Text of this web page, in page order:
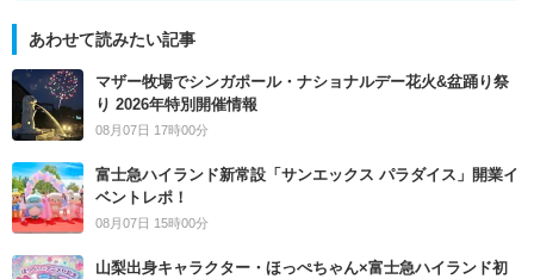
あわせて読みたい記事
マザー牧場でシンガポール・ナショナルデー花火&盆踊り祭
り 2026年特別開催情報
08月07日 17時00分
富士急ハイランド新常設「サンエックス パラダイス」開業イ
ベントレポ！
08月07日 15時00分
山梨出身キャラクター・ほっぺちゃん×富士急ハイランド初